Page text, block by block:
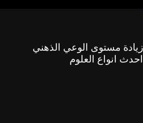
مستوى الوعي الذهني
انواع العلوم